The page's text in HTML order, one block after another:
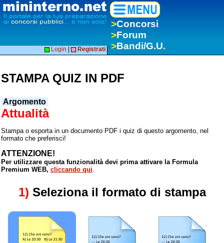
>Concorsi
>Forum
>Bandi/G.U.
Login Registrati
STAMPA QUIZ IN PDF
Argomento
Attualità
Stampa o esporta in un documento PDF i quiz di questo argomento, nel
formato che preferisci!
ATTENZIONE!
Per utilizzare questa funzionalità devi prima attivare la Formula
Premium WEB, cliccando qui
1) Seleziona il formato di stampa